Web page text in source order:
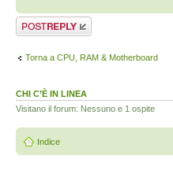
Rispondi al
messaggio
Torna a CPU, RAM & Motherboard
CHI C’È IN LINEA
Visitano il forum: Nessuno e 1 ospite
Indice